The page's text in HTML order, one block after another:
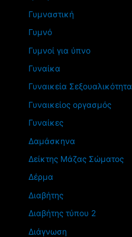
Γυμναστική
Γυμνό
Γυμνοί για ύπνο
Γυναίκα
Γυναικεία Σεξουαλικότητα
Γυναικείος οργασμός
Γυναίκες
Δαμάσκηνα
Δείκτης Μάζας Σώματος
Δέρμα
Διαβήτης
Διαβήτης τύπου 2
Διάγνωση